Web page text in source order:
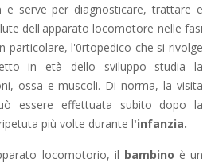
e serve per diagnosticare, trattare e
dell'apparato locomotore nelle fasi
particolare, l'0rtopedico che si rivolge
in età dello sviluppo studia la
ossa e muscoli. Di norma, la visita
essere effettuata subito dopo la
più volte durante l'infanzia.
locomotorio, il bambino è un